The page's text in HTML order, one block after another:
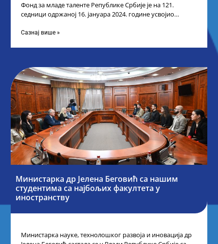
Фонд за младе таленте Републике Србије је на 121.
седници одржаној 16. јануара 2024. године усвојио
Сазнај више »
Министарка др Јелена Беговић са нашим
студентима са најбољих факултета у
иностранству
Министарка науке, технолошког развоја и иновација др